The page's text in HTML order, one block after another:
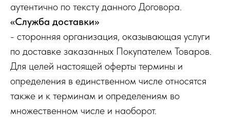
аутентично по тексту данного Договора.
«Служба доставки»
- сторонняя организация, оказывающая услуги
по доставке заказанных Покупателем Товаров.
Для целей настоящей оферты термины и
определения в единственном числе относятся
также и к терминам и определениям во
множественном числе и наоборот.